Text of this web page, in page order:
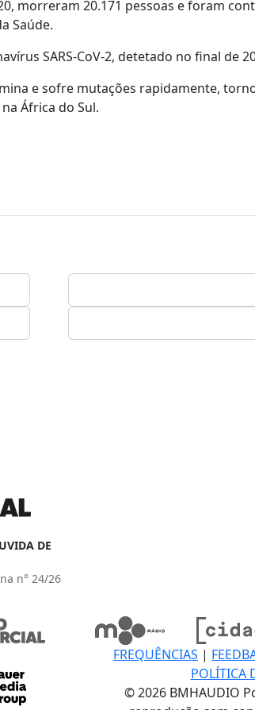
morreram 20.171 pessoas e foram
Saúde.
SARS-CoV-2, detetado no final de
e sofre mutações rapidamente,
África do Sul.
DE
n° 24/26
FREQUÊNCIAS |
POLÍTICA
© 2026 BMHAUDIO